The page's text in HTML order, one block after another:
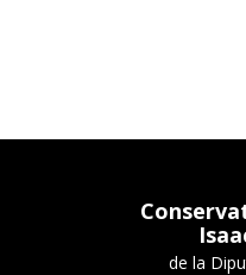
de la